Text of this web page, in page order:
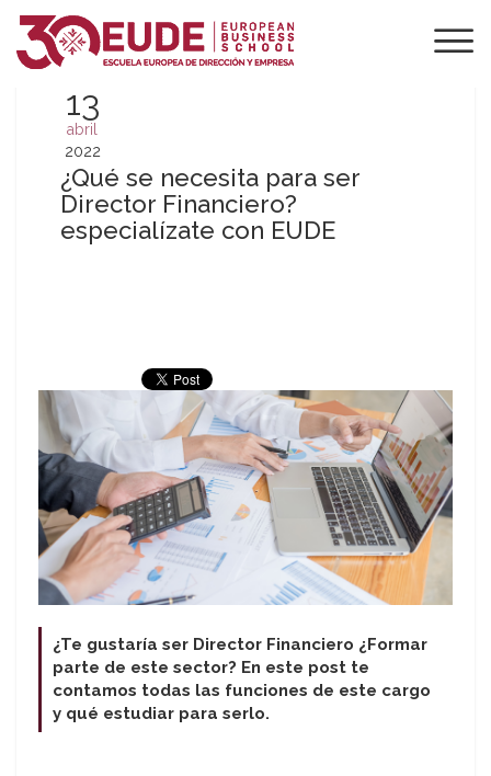
13
abril
2022
¿Qué se necesita para ser
Director Financiero?
especialízate con EUDE
¿Te gustaría ser Director Financiero ¿Formar
parte de este sector? En este post te
contamos todas las funciones de este cargo
y qué estudiar para serlo.